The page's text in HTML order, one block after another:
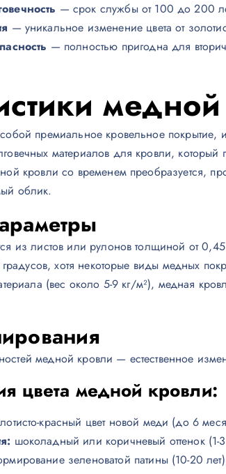
— срок службы от 100 до 200
— уникальное изменение цвета от
— полностью пригодна для
премиальное кровельное покрытие,
материалов для кровли,
кровли со временем преобразуется,
облик.
из листов или рулонов толщиной от
хотя некоторые виды медных
(вес около 5-9 кг/м²), медная
медной кровли — естественное
цвета медной кровли:
красный цвет новой меди (до 6
шоколадный или коричневый оттенок (1-
зеленоватой патины (10-20